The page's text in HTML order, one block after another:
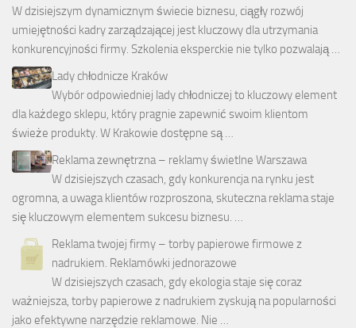
W dzisiejszym dynamicznym świecie biznesu, ciągły rozwój
umiejętności kadry zarządzającej jest kluczowy dla utrzymania
konkurencyjności firmy. Szkolenia eksperckie nie tylko pozwalają …
Lady chłodnicze Kraków
Wybór odpowiedniej lady chłodniczej to kluczowy element
dla każdego sklepu, który pragnie zapewnić swoim klientom
świeże produkty. W Krakowie dostępne są …
Reklama zewnętrzna – reklamy świetlne Warszawa
W dzisiejszych czasach, gdy konkurencja na rynku jest
ogromna, a uwaga klientów rozproszona, skuteczna reklama staje
się kluczowym elementem sukcesu biznesu. …
Reklama twojej firmy – torby papierowe firmowe z
nadrukiem. Reklamówki jednorazowe
W dzisiejszych czasach, gdy ekologia staje się coraz
ważniejsza, torby papierowe z nadrukiem zyskują na popularności
jako efektywne narzędzie reklamowe. Nie …